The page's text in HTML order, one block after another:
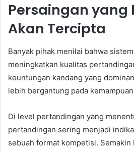
Persaingan yang
Akan Tercipta
Banyak pihak menilai bahwa
meningkatkan kualitas
keuntungan kandang yang
lebih bergantung pada
Di level pertandingan yang
pertandingan sering menjadi
sebuah format kompetisi.